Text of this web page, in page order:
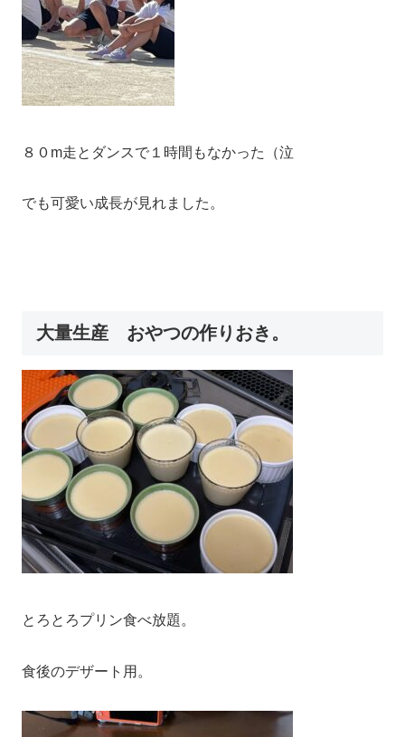
８０m走とダンスで１時間もなかった（泣
でも可愛い成長が見れました。
大量生産 おやつの作りおき。
とろとろプリン食べ放題。
食後のデザート用。